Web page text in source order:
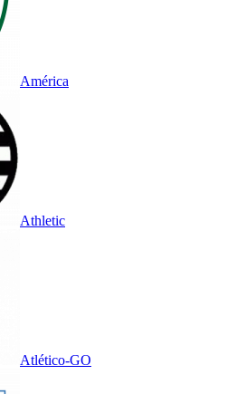
América
Athletic
Atlético-GO